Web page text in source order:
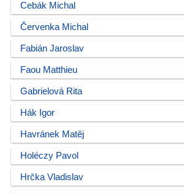
Cebák Michal
Červenka Michal
Fabián Jaroslav
Faou Matthieu
Gabrielová Rita
Hák Igor
Havránek Matěj
Holéczy Pavol
Hrčka Vladislav